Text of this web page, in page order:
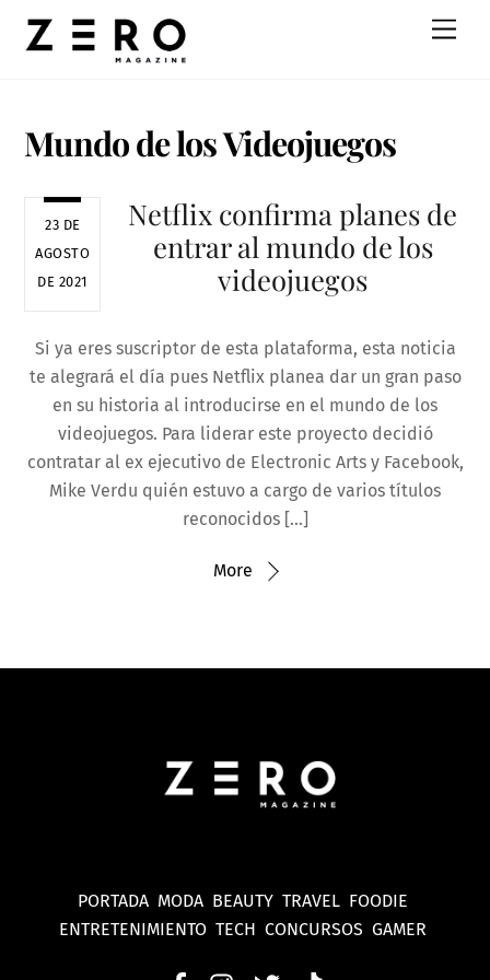
Mundo de los Videojuegos
23 DE
AGOSTO
DE 2021
Netflix confirma planes de
entrar al mundo de los
videojuegos
Si ya eres suscriptor de esta plataforma, esta noticia
te alegrará el día pues Netflix planea dar un gran paso
en su historia al introducirse en el mundo de los
videojuegos. Para liderar este proyecto decidió
contratar al ex ejecutivo de Electronic Arts y Facebook,
Mike Verdu quién estuvo a cargo de varios títulos
reconocidos […]
More
PORTADA MODA BEAUTY TRAVEL FOODIE
ENTRETENIMIENTO TECH CONCURSOS GAMER